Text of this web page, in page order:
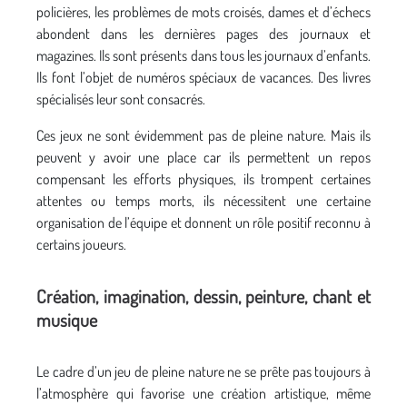
policières, les problèmes de mots croisés, dames et d’échecs
abondent dans les dernières pages des journaux et
magazines. Ils sont présents dans tous les journaux d’enfants.
Ils font l’objet de numéros spéciaux de vacances. Des livres
spécialisés leur sont consacrés.
Ces jeux ne sont évidemment pas de pleine nature. Mais ils
peuvent y avoir une place car ils permettent un repos
compensant les efforts physiques, ils trompent certaines
attentes ou temps morts, ils nécessitent une certaine
organisation de l’équipe et donnent un rôle positif reconnu à
certains joueurs.
Création, imagination, dessin, peinture, chant et
musique
Le cadre d’un jeu de pleine nature ne se prête pas toujours à
l’atmosphère qui favorise une création artistique, même